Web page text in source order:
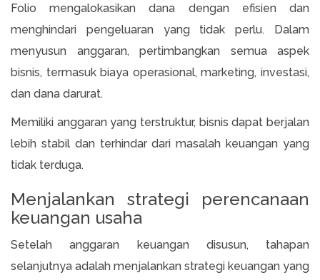
Folio mengalokasikan dana dengan efisien dan
menghindari pengeluaran yang tidak perlu. Dalam
menyusun anggaran, pertimbangkan semua aspek
bisnis, termasuk biaya operasional, marketing, investasi,
dan dana darurat.
Memiliki anggaran yang terstruktur, bisnis dapat berjalan
lebih stabil dan terhindar dari masalah keuangan yang
tidak terduga.
Menjalankan strategi perencanaan
keuangan usaha
Setelah anggaran keuangan disusun, tahapan
selanjutnya adalah menjalankan strategi keuangan yang